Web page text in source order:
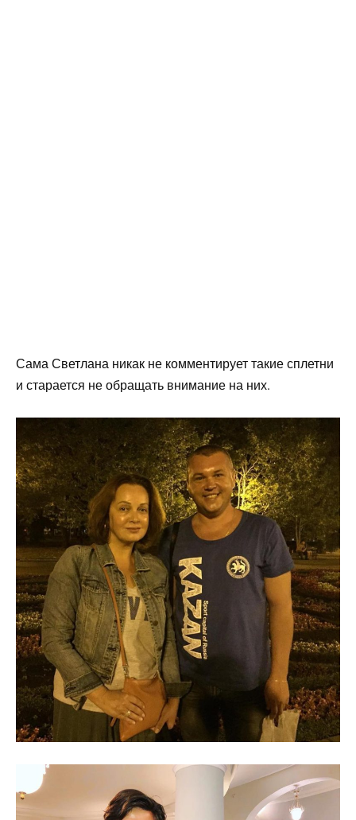
Сама Светлана никак не комментирует такие сплетни
и старается не обращать внимание на них.